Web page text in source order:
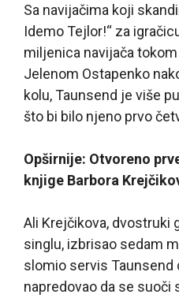
Sa navijačima koji
Idemo Tejlor!“ za
miljenica navijača
Jelenom Ostapenko
kolu, Taunsend je više
što bi bilo njeno prvo
Opširnije: Otvoreno
knjige Barbora
Ali Krejčikova, dvostruki
singlu, izbrisao sedam
slomio servis Taunsend
napredovao da se suoči